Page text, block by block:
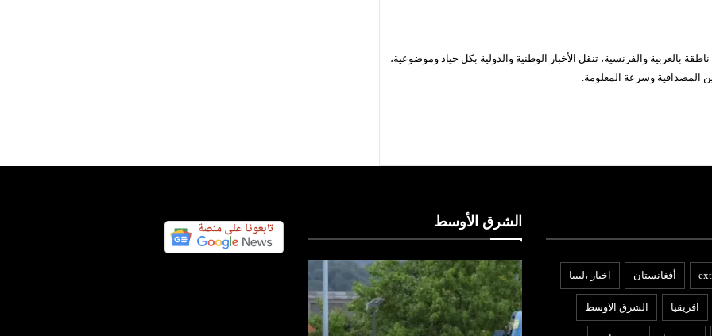
بالعربية والفرنسية، تنقل الأخبار الوطنية والدولية بكل حياد وموضوعية،
المصداقية وسرعة المعلومة.
أفغانستان اخبار ،ليبيا
افريقيا الشرق الاوسط
الشرق الأوسط